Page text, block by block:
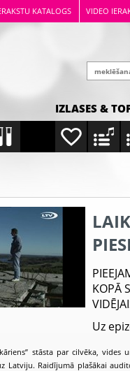
KATALOGS VIDEO
IZLASES &
KOPĀ
Uz
stāsta par cilvēka, vides
Latviju. Raidījumā plašākai